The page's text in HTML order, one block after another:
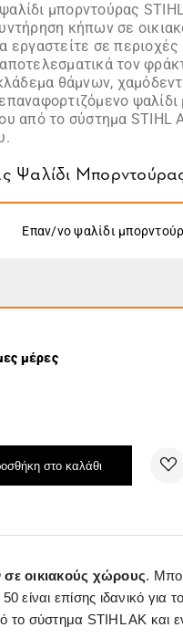
μπορντούρας
κήπων σε
εργαστείτε σε
τον
θάμνων,
ψαλίδι
από το σύστημα STIHL
Ψαλίδι
Επαν/νο ψαλίδι
μέρες
στο καλάθι
οικιακούς χώρους.
είναι επίσης ιδανικό
σύστημα STIHL AK και